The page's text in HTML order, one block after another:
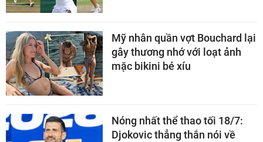
Mỹ nhân quần vợt Bouchard lại
gây thương nhớ với loạt ảnh
mặc bikini bé xíu
Nóng nhất thể thao tối 18/7:
Djokovic thẳng thắn nói về